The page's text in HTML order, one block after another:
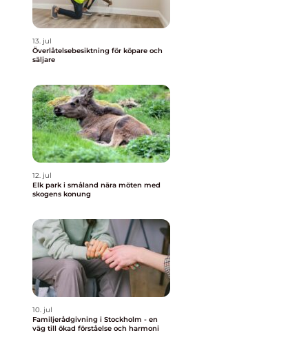
13. jul
Överlåtelsebesiktning för köpare och
säljare
12. jul
Elk park i småland nära möten med
skogens konung
10. jul
Familjerådgivning i Stockholm - en
väg till ökad förståelse och harmoni